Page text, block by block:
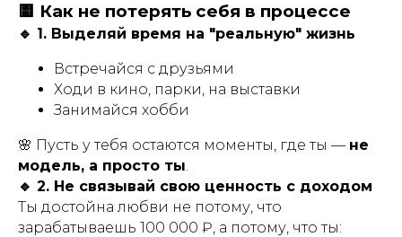
🟨 Как не потерять себя в процессе
🔹 1. Выделяй время на "реальную" жизнь
Встречайся с друзьями
Ходи в кино, парки, на выставки
Занимайся хобби
🌸 Пусть у тебя остаются моменты, где ты — не
модель, а просто ты.
🔹 2. Не связывай свою ценность с доходом
Ты достойна любви не потому, что
зарабатываешь 100 000 ₽, а потому, что ты: